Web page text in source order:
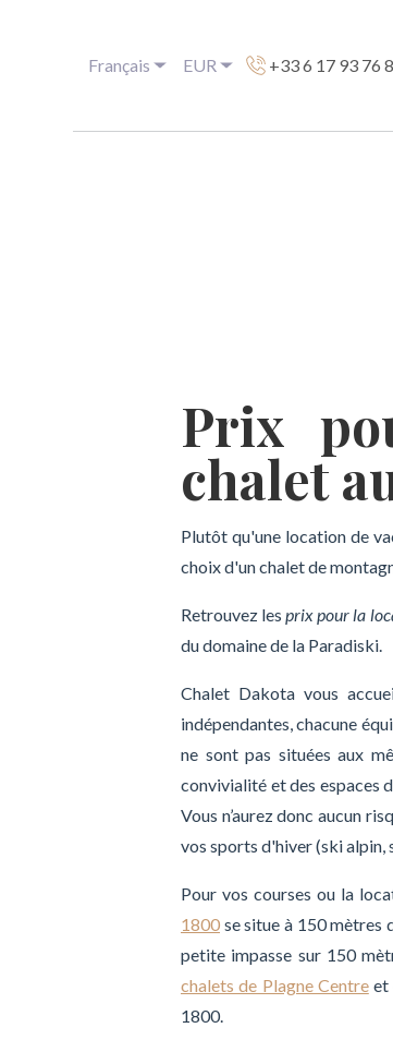
Français EUR +33 6 17 93 76
Prix
chalet
Plutôt qu'une location de
choix d'un chalet de
Retrouvez lesprix pour la
du domaine de la Paradiski.
Chalet Dakota vous
indépendantes, chacune
ne sont pas situées aux
convivialité et des espaces
Vous n’aurez donc aucun
vos sports d'hiver (ski
Pour vos courses ou la
1800 se situe à 150 mètres
petite impasse sur 150
chalets de Plagne Centreet
1800.